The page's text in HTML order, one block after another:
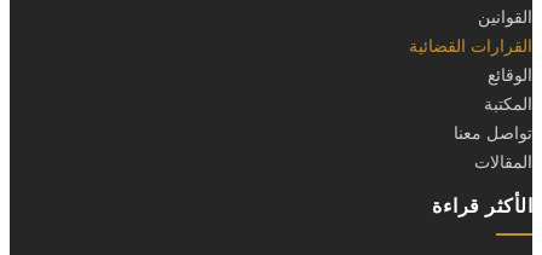
القوانين
القرارات القضائية
الوقائع
المكتبة
تواصل معنا
المقالات
الأكثر قراءة